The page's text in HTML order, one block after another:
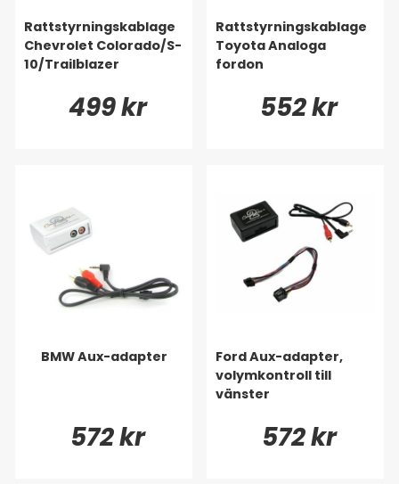
Rattstyrningskablage
Chevrolet Colorado/S-
10/Trailblazer
499 kr
Rattstyrningskablage
Toyota Analoga
fordon
552 kr
BMW Aux-adapter
572 kr
Ford Aux-adapter,
volymkontroll till
vänster
572 kr